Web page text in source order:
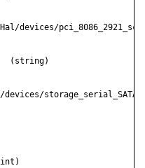
devices/
(string)